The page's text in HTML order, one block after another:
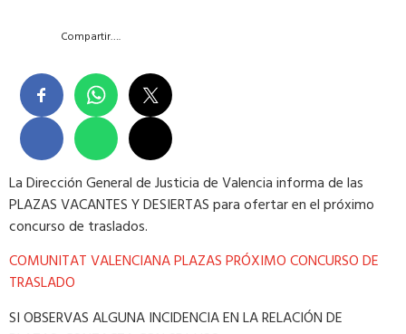
Compartir….
La Dirección General de Justicia de Valencia informa de las
PLAZAS VACANTES Y DESIERTAS para ofertar en el próximo
concurso de traslados.
COMUNITAT VALENCIANA PLAZAS PRÓXIMO CONCURSO DE
TRASLADO
SI OBSERVAS ALGUNA INCIDENCIA EN LA RELACIÓN DE